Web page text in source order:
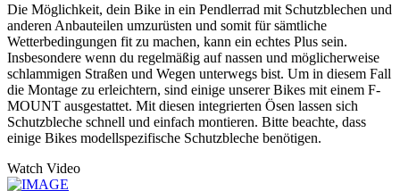
Die Möglichkeit, dein Bike in ein Pendlerrad mit Schutzblechen und
anderen Anbauteilen umzurüsten und somit für sämtliche
Wetterbedingungen fit zu machen, kann ein echtes Plus sein.
Insbesondere wenn du regelmäßig auf nassen und möglicherweise
schlammigen Straßen und Wegen unterwegs bist. Um in diesem Fall
die Montage zu erleichtern, sind einige unserer Bikes mit einem F-
MOUNT ausgestattet. Mit diesen integrierten Ösen lassen sich
Schutzbleche schnell und einfach montieren. Bitte beachte, dass
einige Bikes modellspezifische Schutzbleche benötigen.
Watch Video